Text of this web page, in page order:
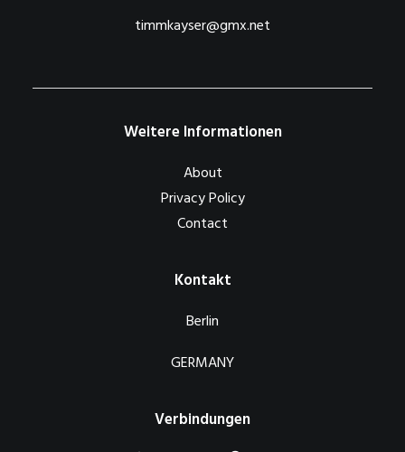
timmkayser@gmx.net
Weitere Informationen
About
Privacy Policy
Contact
Kontakt
Berlin
GERMANY
Verbindungen